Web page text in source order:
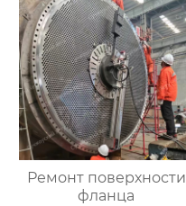
Ремонт поверхности
фланца